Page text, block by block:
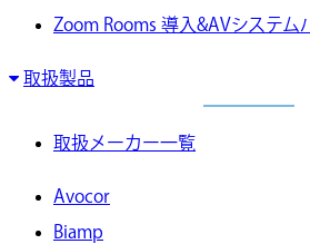
Zoom Rooms 導入&AVシステム
取扱製品
取扱メーカー一覧
Avocor
Biamp